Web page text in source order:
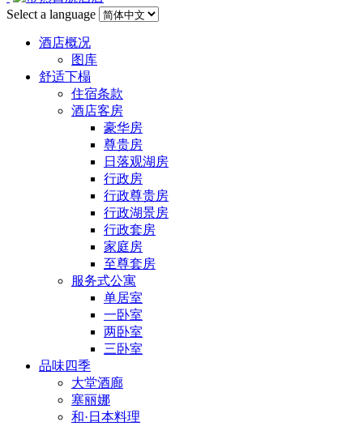
Select a language
酒店概况
图库
舒适下榻
住宿条款
酒店客房
豪华房
尊贵房
日落观湖房
行政房
行政尊贵房
行政湖景房
行政套房
家庭房
至尊套房
服务式公寓
单居室
一卧室
两卧室
三卧室
品味四季
大堂酒廊
塞丽娜
和·日本料理